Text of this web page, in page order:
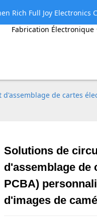
Rich Full Joy Electronics
Fabrication Électronique
de cartes
Solutions de
d'assemblage de
PCBA)
d'images de